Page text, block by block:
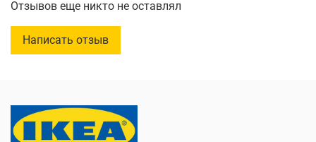
Отзывов еще никто не оставлял
Написать отзыв